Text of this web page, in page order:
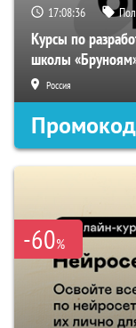
17:08:35
Курсы по
школы
Россия
Промокод
-60%